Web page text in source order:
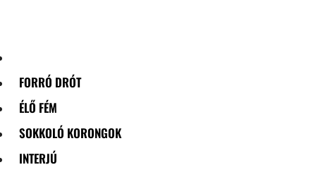
FORRÓ DRÓT
ÉLŐ FÉM
SOKKOLÓ KORONGOK
INTERJÚ